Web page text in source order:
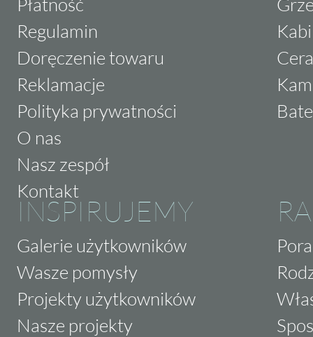
Regulamin
Doręczenie towaru
Reklamacje
Polityka prywatności
O nas
Nasz zespół
Kontakt
INSPIRUJEMY
Galerie użytkowników
Wasze pomysły
Projekty użytkowników
Nasze projekty